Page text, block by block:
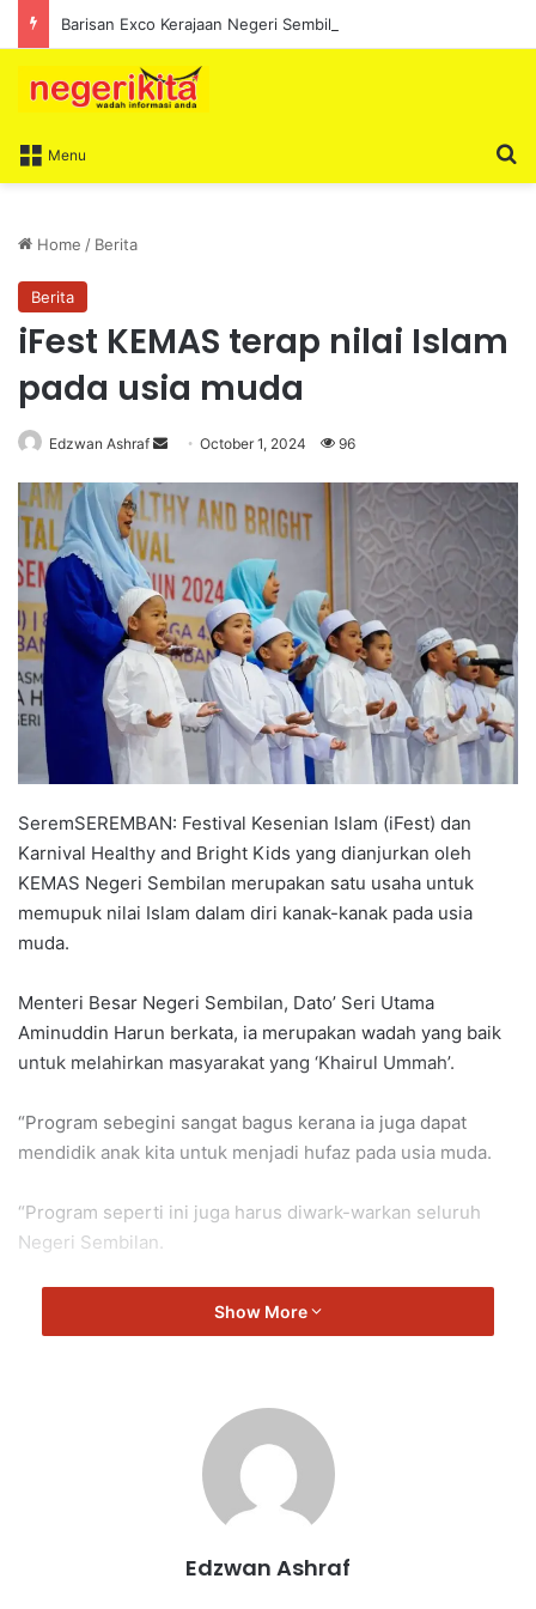
Menu
Home / Berita
Berita
iFest KEMAS terap nilai Islam
pada usia muda
Edzwan Ashraf
n
d
a
n
e
m
a
l
October 1, 2024 96
SeremSEREMBAN: Festival Kesenian Islam (iFest) dan
Karnival Healthy and Bright Kids yang dianjurkan oleh
KEMAS Negeri Sembilan merupakan satu usaha untuk
memupuk nilai Islam dalam diri kanak-kanak pada usia
muda.
Menteri Besar Negeri Sembilan, Dato’ Seri Utama
Aminuddin Harun berkata, ia merupakan wadah yang baik
untuk melahirkan masyarakat yang ‘Khairul Ummah’.
“Program sebegini sangat bagus kerana ia juga dapat
mendidik anak kita untuk menjadi hufaz pada usia muda.
“Program seperti ini juga harus diwark-warkan seluruh
Negeri Sembilan.
“Ia bagi menunjukkan sekolah milik kerajaan juga mampu
melakukan yang terbaik.
di kawasan luar bandar untuk menghantar anak mereka ke
KEMAS,” kata Aminuddin.
Aminuddin Seremban
Show More
Edzwan Ashraf